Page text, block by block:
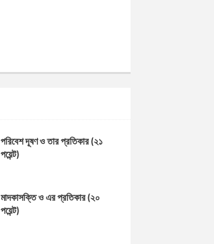
পরিবেশ দূষণ ও তার প্রতিকার (২১
পয়েন্ট)
মাদকাসক্তি ও এর প্রতিকার (২০
পয়েন্ট)